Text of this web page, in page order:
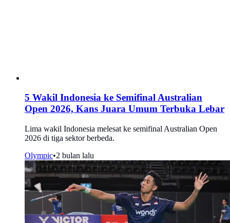
5 Wakil Indonesia ke Semifinal Australian
Open 2026, Kans Juara Umum Terbuka Lebar
Lima wakil Indonesia melesat ke semifinal Australian Open
2026 di tiga sektor berbeda.
Olympic•2 bulan lalu